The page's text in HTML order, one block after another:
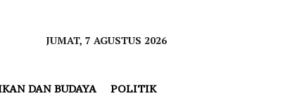
JUMAT, 7 AGUSTUS 2026
DAN BUDAYA POLITIK